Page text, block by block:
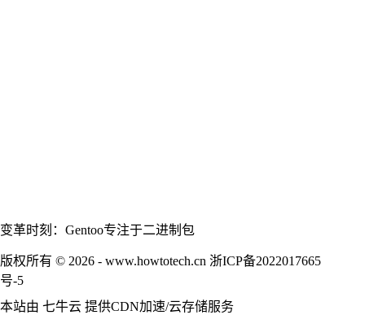
变革时刻：Gentoo专注于二进制包
版权所有 © 2026 - www.howtotech.cn 浙ICP备2022017665
号-5
本站由 七牛云 提供CDN加速/云存储服务